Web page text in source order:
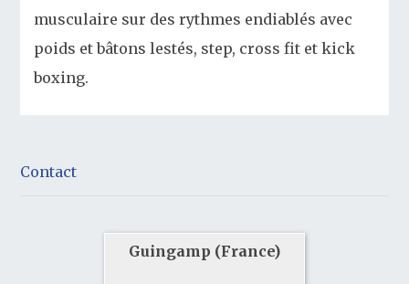
musculaire sur des rythmes endiablés avec
poids et bâtons lestés, step, cross fit et kick
boxing.
Contact
Guingamp (France)